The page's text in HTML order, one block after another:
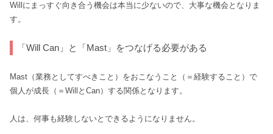
Willにまっすぐ向き合う機会は本当に少ないので、大事な機会となりま
す。
「Will Can」と「Mast」をつなげる必要がある
Mast（業務としてすべきこと）をおこなうこと（＝経験すること）で
個人が成長（＝WillとCan）する関係となります。
人は、何事も経験しないとできるようになりません。